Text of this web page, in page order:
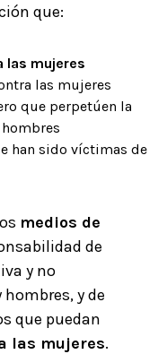
que:
las mujeres
las mujeres
que perpetúen la
han sido víctimas de
medios de
de
y no
y de
que puedan
las mujeres.